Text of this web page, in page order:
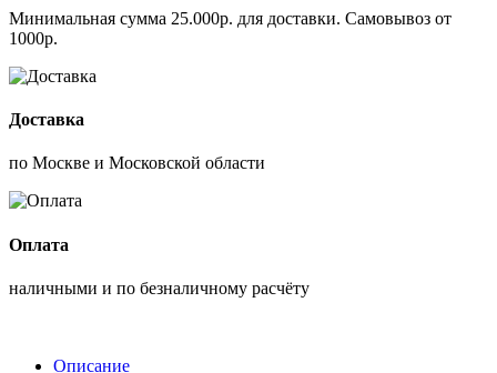
Минимальная сумма 25.000р. для доставки. Самовывоз от
1000р.
Доставка
по Москве и Московской области
Оплата
наличными и по безналичному расчёту
Описание